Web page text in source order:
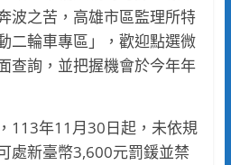
波之苦，高雄市區監理所特
二輪車專區」，歡迎點選微
查詢，並把握機會於今年年
113年11月30日起，未依規
處新臺幣3,600元罰鍰並禁